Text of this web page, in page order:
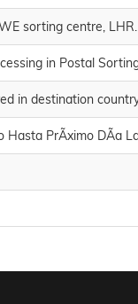
sorting centre,
in Postal
in destination
PrÃximo DÃa